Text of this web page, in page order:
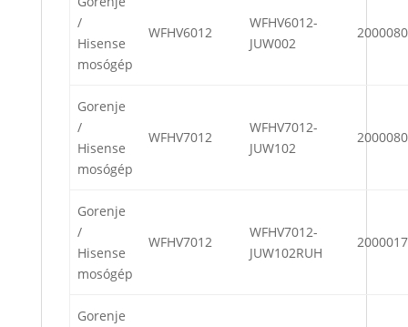
/
Hisense
mosógép
WFHV6012
WFHV6012-
JUW002
Gorenje
/
Hisense
mosógép
WFHV7012
WFHV7012-
JUW102
Gorenje
/
Hisense
mosógép
WFHV7012
WFHV7012-
JUW102RUH
Gorenje